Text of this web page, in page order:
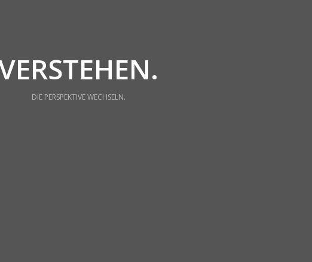
DIE PERSPEKTIVE WECHSELN.